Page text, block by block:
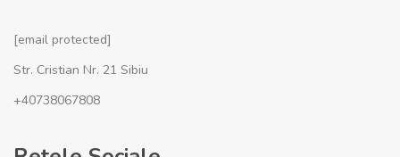
[email protected]
Str. Cristian Nr. 21 Sibiu
+40738067808